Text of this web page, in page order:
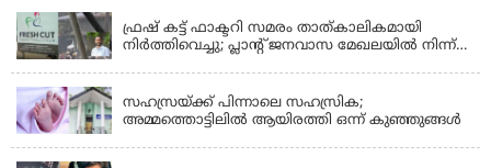
ഫ്രഷ് കട്ട് ഫാക്ടറി സമരം താത്കാലികമായി
നിർത്തിവെച്ചു; പ്ലാൻ്റ് ജനവാസ മേഖലയിൽ നിന്ന്
സഹസ്രയ്ക്ക് പിന്നാലെ സഹസ്രിക;
അമ്മത്തൊട്ടിലില്‍ ആയിരത്തി ഒന്ന് കുഞ്ഞുങ്ങള്‍